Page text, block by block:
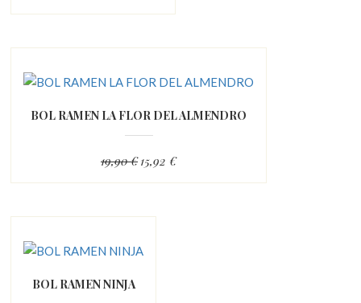
BOL RAMEN LA FLOR DEL ALMENDRO
19,90 € 15,92 €
BOL RAMEN NINJA